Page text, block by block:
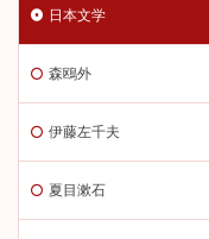
日本文学
森鴎外
伊藤左千夫
夏目漱石